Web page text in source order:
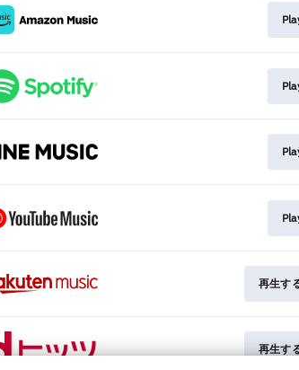
再生す
再生す